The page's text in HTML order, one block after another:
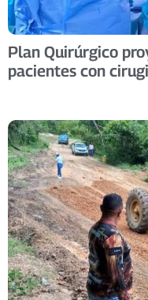
Plan Quirúrgico
pacientes con